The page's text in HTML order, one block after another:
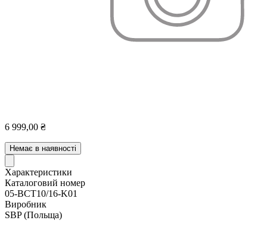
6 999,00 ₴
Немає в наявності
Характеристики
Каталоговий номер
05-BCT10/16-K01
Виробник
SBP(Польща)